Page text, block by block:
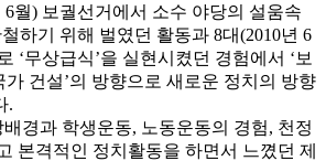
6월) 보궐선거에서 소수 야당의 설움속
하기 위해 벌였던 활동과 8대(2010년 6
‘무상급식’을 실현시켰던 경험에서 ‘보
가 건설’의 방향으로 새로운 정치의 방향
.
경과 학생운동, 노동운동의 경험, 천정
본격적인 정치활동을 하면서 느꼈던 제